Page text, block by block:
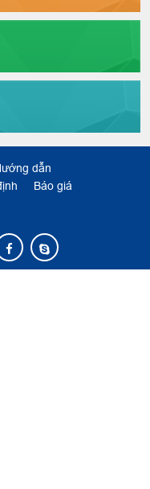
dẫn
Báo giá